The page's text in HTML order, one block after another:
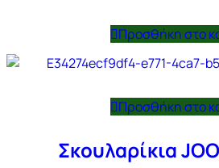
Προσθήκη στο
Προσθήκη στο
Σκουλαρίκια